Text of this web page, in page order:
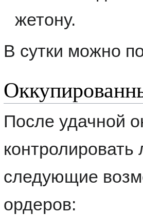
жетону.
В сутки можно
После удачной
следующие
ордеров: